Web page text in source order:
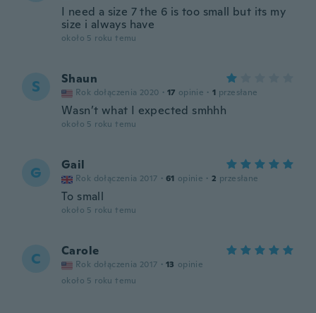
I need a size 7 the 6 is too small but its my
size i always have
około 5 roku temu
S Shaun
Rok dołączenia 2020 · 17 opinie · 1 przesłane
Wasn’t what I expected smhhh
około 5 roku temu
G Gail
Rok dołączenia 2017 · 61 opinie · 2 przesłane
To small
około 5 roku temu
C Carole
Rok dołączenia 2017 · 13 opinie
około 5 roku temu